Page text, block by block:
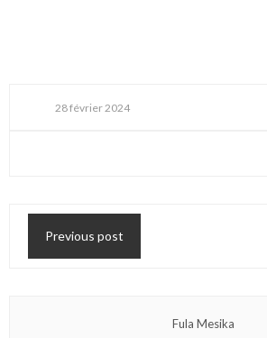
28 février 2024
Previous post
Fula Mesika